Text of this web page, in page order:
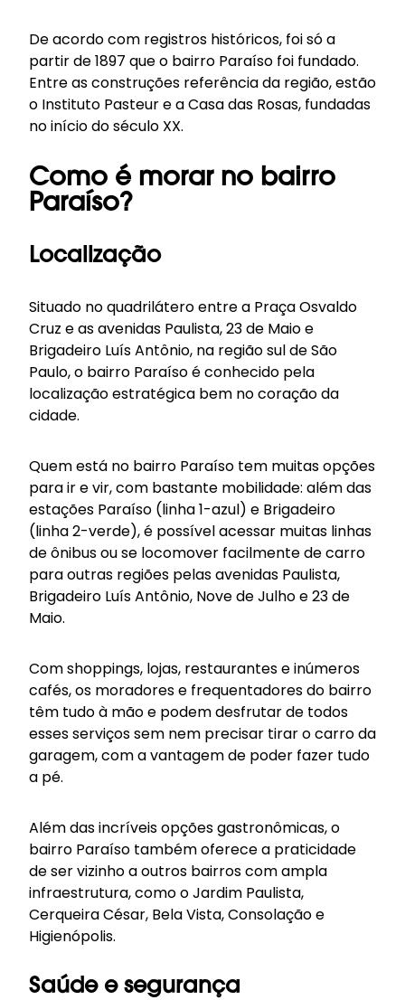
De acordo com registros históricos, foi só a
partir de 1897 que o bairro Paraíso foi fundado.
Entre as construções referência da região, estão
o Instituto Pasteur e a Casa das Rosas, fundadas
no início do século XX.
Como é morar no bairro
Paraíso?
Localização
Situado no quadrilátero entre a Praça Osvaldo
Cruz e as avenidas Paulista, 23 de Maio e
Brigadeiro Luís Antônio, na região sul de São
Paulo, o bairro Paraíso é conhecido pela
localização estratégica bem no coração da
cidade.
Quem está no bairro Paraíso tem muitas opções
para ir e vir, com bastante mobilidade: além das
estações Paraíso (linha 1-azul) e Brigadeiro
(linha 2-verde), é possível acessar muitas linhas
de ônibus ou se locomover facilmente de carro
para outras regiões pelas avenidas Paulista,
Brigadeiro Luís Antônio, Nove de Julho e 23 de
Maio.
Com shoppings, lojas, restaurantes e inúmeros
cafés, os moradores e frequentadores do bairro
têm tudo à mão e podem desfrutar de todos
esses serviços sem nem precisar tirar o carro da
garagem, com a vantagem de poder fazer tudo
a pé.
Além das incríveis opções gastronômicas, o
bairro Paraíso também oferece a praticidade
de ser vizinho a outros bairros com ampla
infraestrutura, como o Jardim Paulista,
Cerqueira César, Bela Vista, Consolação e
Higienópolis.
Saúde e segurança